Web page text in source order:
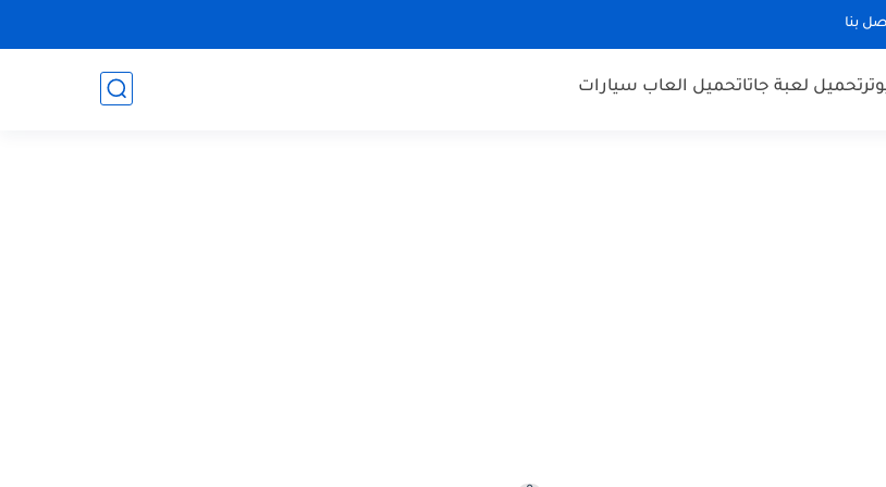
بنا
تحميل لعبة جاتاتحميل العاب سيارات